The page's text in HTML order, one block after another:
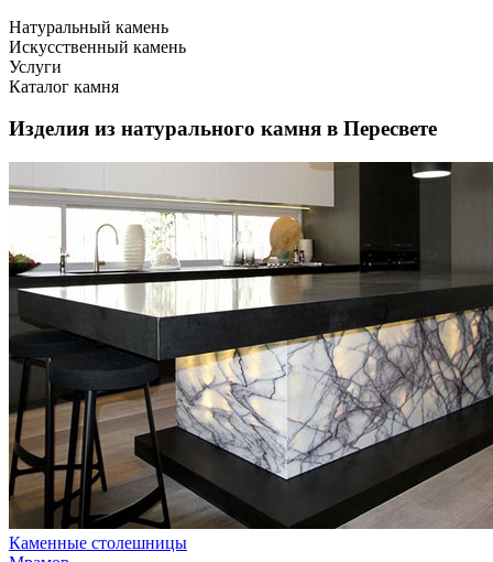
Натуральный камень
Искусственный камень
Услуги
Каталог камня
Изделия из натурального камня в Пересвете
Каменные столешницы